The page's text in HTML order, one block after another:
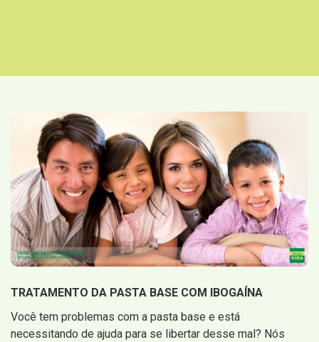
TRATAMENTO DA PASTA BASE COM IBOGAÍNA
Você tem problemas com a pasta base e está
necessitando de ajuda para se libertar desse mal? Nós